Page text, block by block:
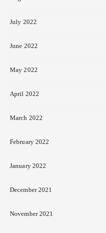
July 2022
June 2022
May 2022
April 2022
March 2022
February 2022
January 2022
December 2021
November 2021